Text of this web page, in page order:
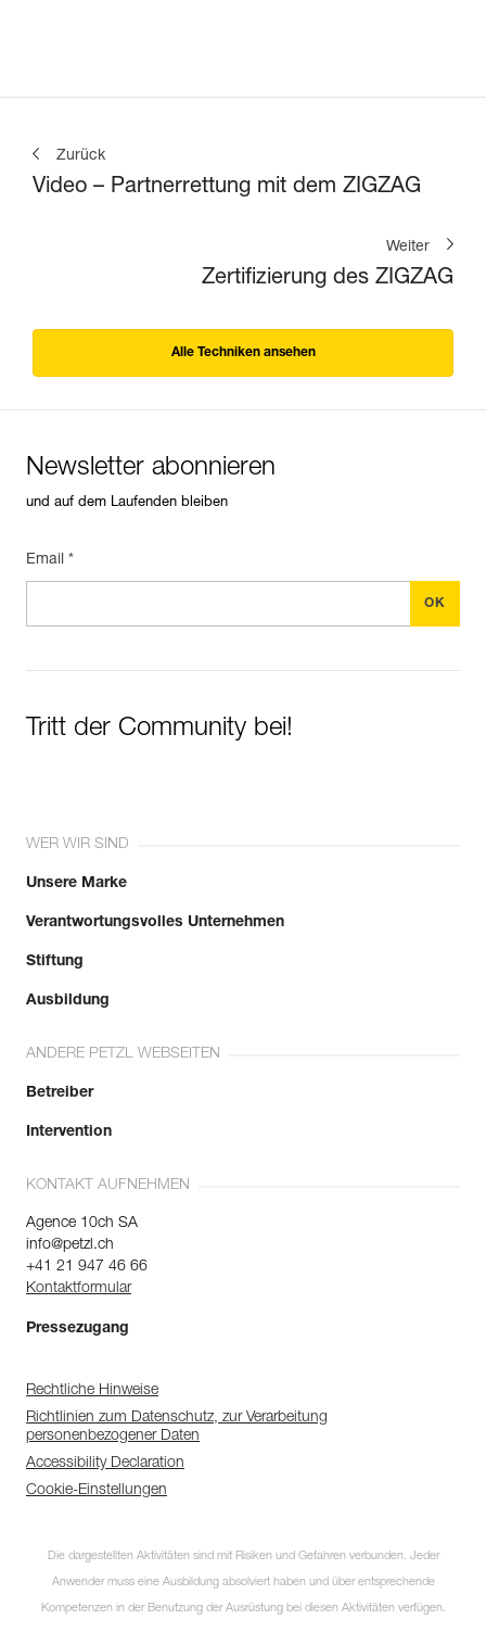
Zurück
Video – Partnerrettung mit dem ZIGZAG
Weiter
Zertifizierung des ZIGZAG
Alle Techniken ansehen
Newsletter abonnieren
und auf dem Laufenden bleiben
Email *
Tritt der Community bei!
WER WIR SIND
Unsere Marke
Verantwortungsvolles Unternehmen
Stiftung
Ausbildung
ANDERE PETZL WEBSEITEN
Betreiber
Intervention
KONTAKT AUFNEHMEN
Agence 10ch SA
info@petzl.ch
+41 21 947 46 66
Kontaktformular
Pressezugang
Rechtliche Hinweise
Richtlinien zum Datenschutz, zur Verarbeitung
personenbezogener Daten
Accessibility Declaration
Cookie-Einstellungen
Die dargestellten Aktivitäten sind mit Risiken und Gefahren verbunden. Jeder
Anwender muss eine Ausbildung absolviert haben und über entsprechende
Kompetenzen in der Benutzung der Ausrüstung bei diesen Aktivitäten verfügen.